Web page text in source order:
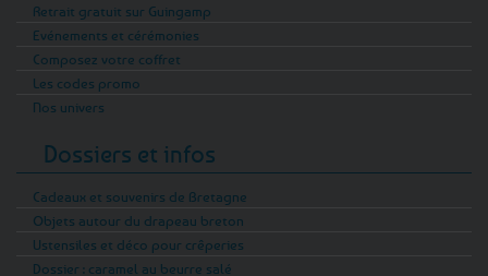
Retrait gratuit sur Guingamp
Evénements et cérémonies
Composez votre coffret
Les codes promo
Nos univers
Dossiers et infos
Cadeaux et souvenirs de Bretagne
Objets autour du drapeau breton
Ustensiles et déco pour crêperies
Dossier : caramel au beurre salé